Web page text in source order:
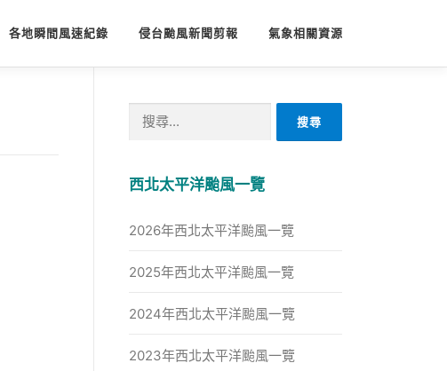
各地瞬間風速紀錄 侵台颱風新聞剪報 氣象相關資源
字:
西北太平洋颱風一覽
2026年西北太平洋颱風一覽
2025年西北太平洋颱風一覽
2024年西北太平洋颱風一覽
2023年西北太平洋颱風一覽